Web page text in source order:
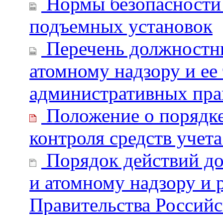
подъемных установок
Перечень
атомному надзору и
административных
Положение о
контроля средств
Порядок действий
и атомному надзору и
Правительства